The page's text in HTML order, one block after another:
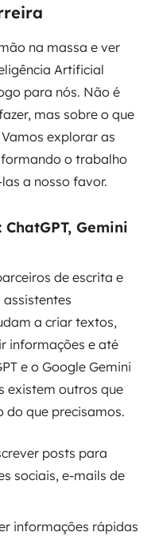
na massa e ver
Artificial
para nós. Não é
mas sobre o que
explorar as
o trabalho
a nosso favor.
Gemini
de escrita e
assistentes
a criar textos,
informações e até
e o Google Gemini
existem outros que
do que precisamos.
posts para
sociais, e-mails de
informações rápidas